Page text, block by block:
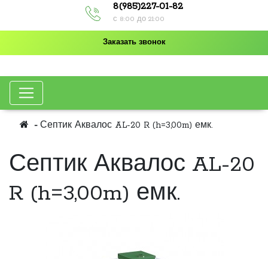
8(985)227-01-82
с 8:00 до 21:00
Заказать звонок
Септик Аквалос AL-20 R (h=3,00m) емк.
Септик Аквалос AL-20
R (h=3,00m) емк.